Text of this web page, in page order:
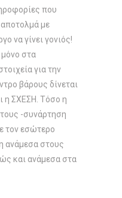
που
αποτολμά με
να γίνει γονιός!
μόνο στα
για την
βάρους δίνεται
η ΣΧΕΣΗ. Τόσο η
-συνάρτηση
τον εσώτερο
ανάμεσα στους
και ανάμεσα στα